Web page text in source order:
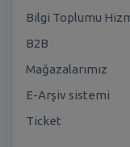
Bilgi Toplumu
B2B
Mağazalarımız
E-Arşiv sistemi
Ticket